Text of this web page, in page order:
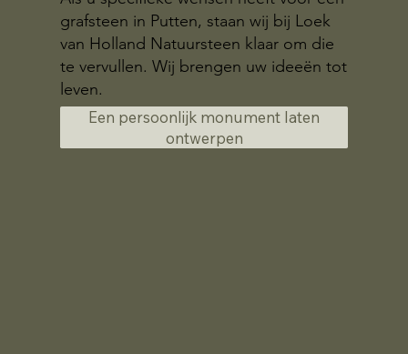
grafsteen in Putten, staan wij bij Loek
van Holland Natuursteen klaar om die
te vervullen. Wij brengen uw ideeën tot
leven.
Een persoonlijk monument laten
ontwerpen